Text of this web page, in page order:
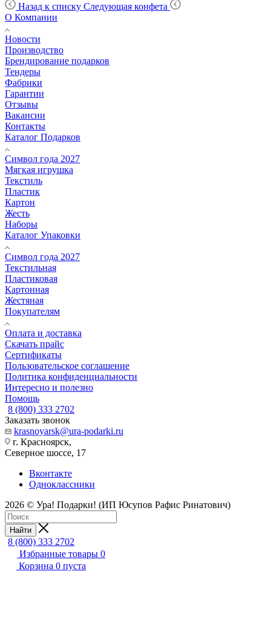
Назад к списку Следующая конфета
О Компании
Новости
Производство
Брендирование подарков
Тендеры
Фабрики
Гарантии
Отзывы
Вакансии
Контакты
Каталог Подарков
Символ года 2027
Мягкая игрушка
Текстиль
Пластик
Картон
Жесть
Наборы
Каталог Упаковки
Символ года 2027
Текстильная
Пластиковая
Картонная
Жестяная
Покупателям
Оплата и доставка
Скачать прайс
Сертификаты
Пользовательское соглашение
Политика конфиденциальности
Интересно и полезно
Помощь
8 (800) 333 2702
Заказать звонок
krasnoyarsk@ura-podarki.ru
г. Красноярск,
Северное шоссе, 17
Вконтакте
Одноклассники
2026 © Ура! Подарки! (ИП Юсупов Рафис Ринатович)
Найти
8 (800) 333 2702
Избранные товары 0
Корзина 0 пуста